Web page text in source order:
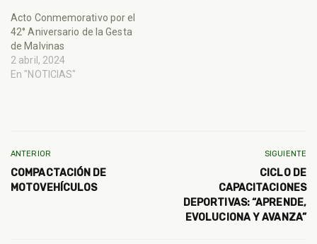
Acto Conmemorativo por el
42° Aniversario de la Gesta
de Malvinas
2 abril, 2024
En "NOTICIAS"
ANTERIOR
COMPACTACIÓN DE
MOTOVEHÍCULOS
SIGUIENTE
CICLO DE
CAPACITACIONES
DEPORTIVAS: “APRENDE,
EVOLUCIONA Y AVANZA”